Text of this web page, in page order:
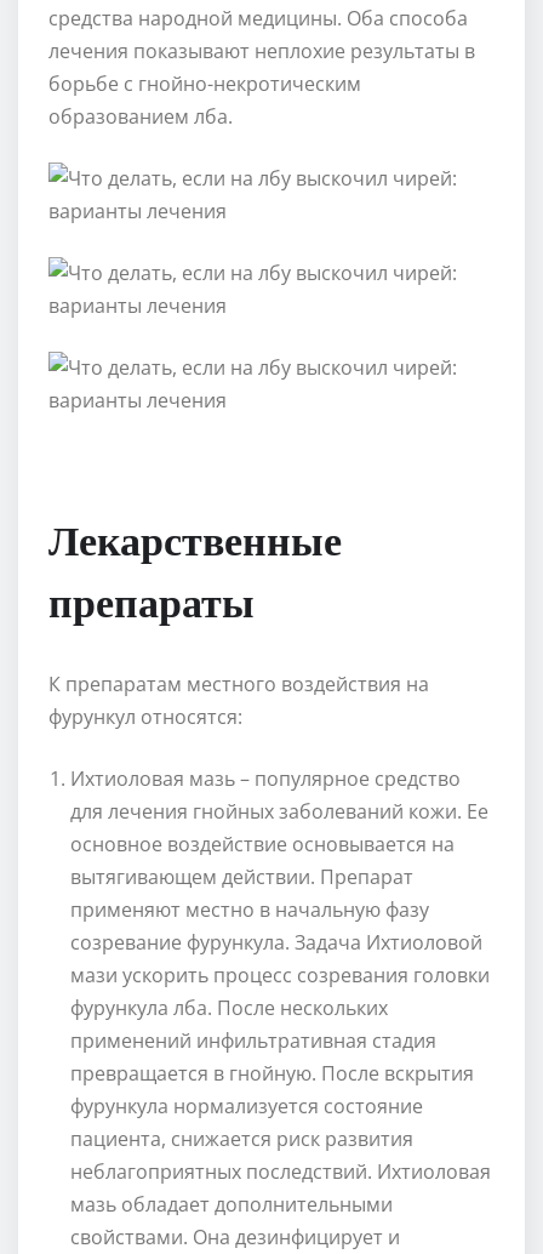
средства народной медицины. Оба способа
лечения показывают неплохие результаты в
борьбе с гнойно-некротическим
образованием лба.
Лекарственные
препараты
К препаратам местного воздействия на
фурункул относятся:
Ихтиоловая мазь – популярное средство
для лечения гнойных заболеваний кожи. Ее
основное воздействие основывается на
вытягивающем действии. Препарат
применяют местно в начальную фазу
созревание фурункула. Задача Ихтиоловой
мази ускорить процесс созревания головки
фурункула лба. После нескольких
применений инфильтративная стадия
превращается в гнойную. После вскрытия
фурункула нормализуется состояние
пациента, снижается риск развития
неблагоприятных последствий. Ихтиоловая
мазь обладает дополнительными
свойствами. Она дезинфицирует и